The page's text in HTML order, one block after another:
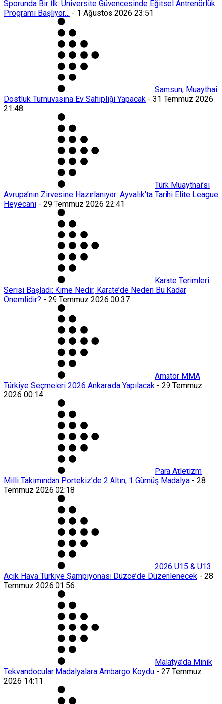
Sporunda Bir İlk: Üniversite Güvencesinde Eğitsel Antrenörlük
Programı Başlıyor… - 1 Ağustos 2026 23:51
Samsun, Muaythai
Dostluk Turnuvasına Ev Sahipliği Yapacak - 31 Temmuz 2026
21:48
Türk Muaythai’si
Avrupa’nın Zirvesine Hazırlanıyor: Ayvalık’ta Tarihi Elite League
Heyecanı - 29 Temmuz 2026 22:41
Karate Terimleri
Serisi Başladı: Kime Nedir, Karate’de Neden Bu Kadar
Önemlidir? - 29 Temmuz 2026 00:37
Amatör MMA
Türkiye Seçmeleri 2026 Ankara’da Yapılacak - 29 Temmuz
2026 00:14
Para Atletizm
Milli Takımından Portekiz’de 2 Altın, 1 Gümüş Madalya - 28
Temmuz 2026 02:18
2026 U15 & U13
Açık Hava Türkiye Şampiyonası Düzce’de Düzenlenecek - 28
Temmuz 2026 01:56
Malatya’da Minik
Tekvandocular Madalyalara Ambargo Koydu - 27 Temmuz
2026 14:11